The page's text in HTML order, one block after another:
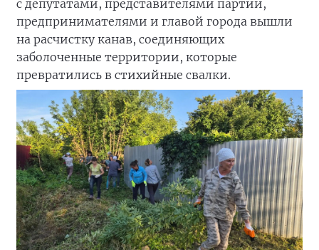
с депутатами, представителями партии,
предпринимателями и главой города вышли
на расчистку канав, соединяющих
заболоченные территории, которые
превратились в стихийные свалки.